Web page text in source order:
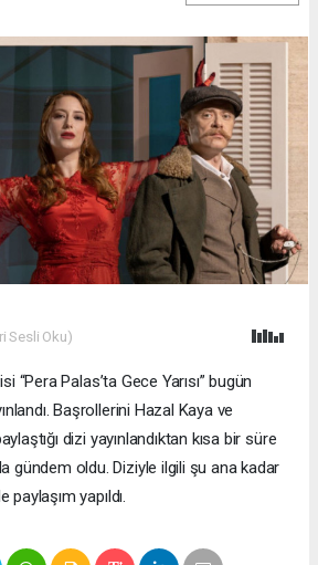
Sesli Oku)
“Pera Palas’ta Gece Yarısı” bugün
Başrollerini Hazal Kaya ve
dizi yayınlandıktan kısa bir süre
gündem oldu. Diziyle ilgili şu ana kadar
paylaşım yapıldı.